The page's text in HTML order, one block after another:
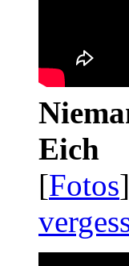
Eich
[Fotos